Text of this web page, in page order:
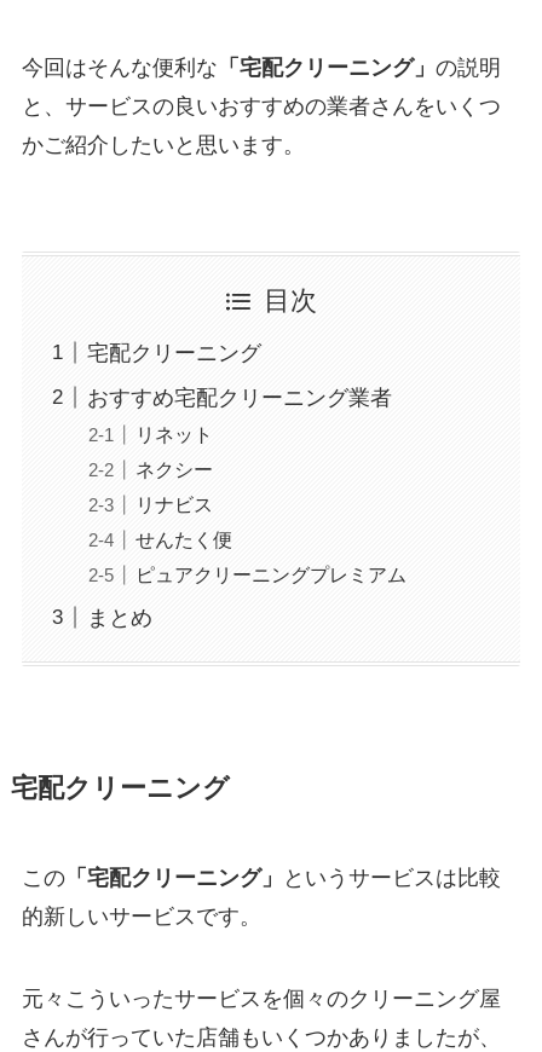
今回はそんな便利な 「宅配クリーニング」 の説明
と、サービスの良いおすすめの業者さんをいくつ
かご紹介したいと思います。
目次
宅配クリーニング
おすすめ宅配クリーニング業者
リネット
ネクシー
リナビス
せんたく便
ピュアクリーニングプレミアム
まとめ
宅配クリーニング
この「宅配クリーニング」
というサービスは比較
的新しいサービスです。
元々こういったサービスを個々のクリーニング屋
さんが行っていた店舗もいくつかありましたが、